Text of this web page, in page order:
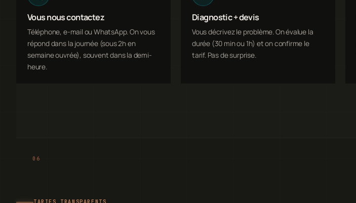
Vous nous contactez
Téléphone, e-mail ou WhatsApp. On vous
répond dans la journée (sous 2h en
semaine ouvrée), souvent dans la demi-
heure.
Diagnostic + devis
Vous décrivez le problème. On évalue la
durée (30 min ou 1h) et on confirme le
tarif. Pas de surprise.